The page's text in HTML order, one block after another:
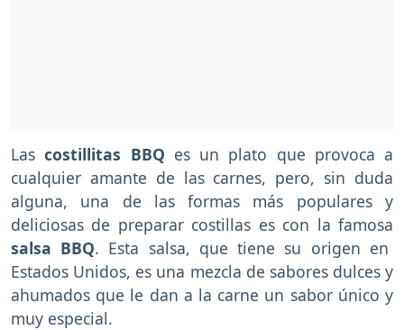
Lascostillitas BBQ es un plato que provoca a
cualquier amante de las carnes, pero, sin duda
alguna, una de las formas más populares y
deliciosas de preparar costillas es con la famosa
salsa BBQ. Esta salsa, que tiene su origen en
Estados Unidos, es una mezcla de sabores dulces y
ahumados que le dan a la carne un sabor único y
muy especial.